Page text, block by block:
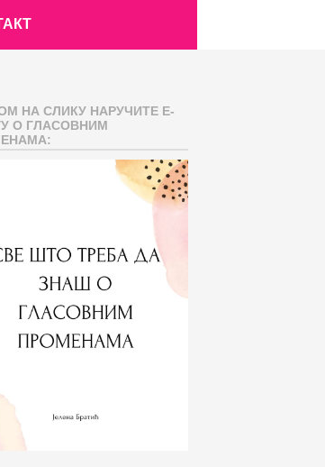
НА СЛИКУ НАРУЧИТЕ Е-
О ГЛАСОВНИМ